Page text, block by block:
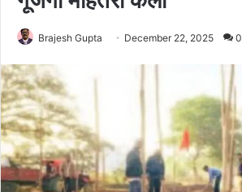
Brajesh Gupta December 22, 2025 0